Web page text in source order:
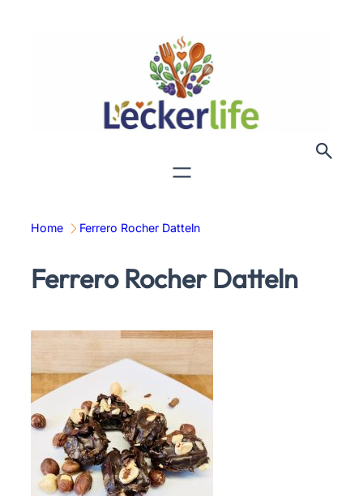
Home Ferrero Rocher Datteln
Ferrero Rocher Datteln